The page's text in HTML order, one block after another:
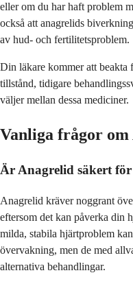
eller om du har haft problem
också att anagrelids
av hud- och fertilitetsproblem.
Din läkare kommer att beakta
tillstånd, tidigare
väljer mellan dessa mediciner.
Vanliga frågor om
Är Anagrelid säkert
Anagrelid kräver noggrant
eftersom det kan påverka din
milda, stabila hjärtproblem
övervakning, men de med
alternativa behandlingar.